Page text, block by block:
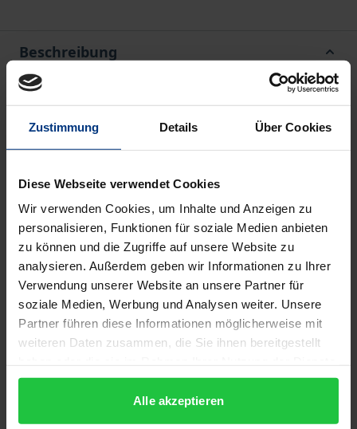
Zustimmung Details Über Cookies
Diese Webseite verwendet Cookies
Wir verwenden Cookies, um Inhalte und Anzeigen zu
personalisieren, Funktionen für soziale Medien anbieten
zu können und die Zugriffe auf unsere Website zu
analysieren. Außerdem geben wir Informationen zu Ihrer
Verwendung unserer Website an unsere Partner für
soziale Medien, Werbung und Analysen weiter. Unsere
Partner führen diese Informationen möglicherweise mit
weiteren Daten zusammen, die Sie ihnen bereitgestellt
gesammelt haben.
Alle akzeptieren
Beschreibung
amerikanischen Autors Richard Powers, die die
verworrenen Beziehungen zwischen den
zivilisatorischen Aspekten des heutigen Lebens
untersuchen. Diese Romane - Galatea 2.2, Plowing
the Dark, The Echo Maker und Generosity: An
Enhancement - weisen komplexe Strukturelemente
auf, die die Verflechtungen zwischen verschiedenen
Interdisziplinen verdeutlichen. Diese Studie zeigt
auf, wie Interdisziplinarität für die Evolution des
Schreibens notwendig ist, und identifiziert
der künstlichen Evolution behandelt: das